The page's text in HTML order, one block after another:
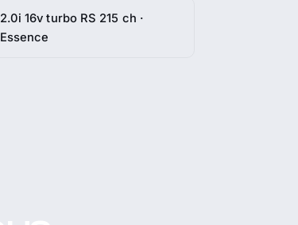
2.0i 16v turbo RS 215 ch ·
Essence